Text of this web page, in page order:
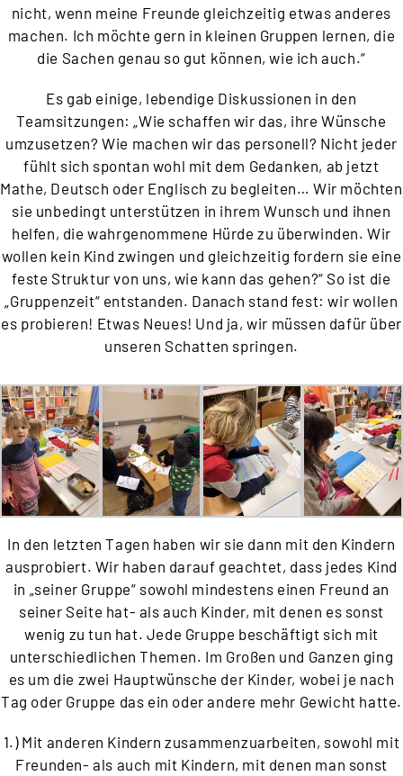
nicht, wenn meine Freunde gleichzeitig etwas anderes
machen. Ich möchte gern in kleinen Gruppen lernen, die
die Sachen genau so gut können, wie ich auch.“
Es gab einige, lebendige Diskussionen in den
Teamsitzungen: „Wie schaffen wir das, ihre Wünsche
umzusetzen? Wie machen wir das personell? Nicht jeder
fühlt sich spontan wohl mit dem Gedanken, ab jetzt
Mathe, Deutsch oder Englisch zu begleiten… Wir möchten
sie unbedingt unterstützen in ihrem Wunsch und ihnen
helfen, die wahrgenommene Hürde zu überwinden. Wir
wollen kein Kind zwingen und gleichzeitig fordern sie eine
feste Struktur von uns, wie kann das gehen?“ So ist die
„Gruppenzeit“ entstanden. Danach stand fest: wir wollen
es probieren! Etwas Neues! Und ja, wir müssen dafür über
unseren Schatten springen.
In den letzten Tagen haben wir sie dann mit den Kindern
ausprobiert. Wir haben darauf geachtet, dass jedes Kind
in „seiner Gruppe“ sowohl mindestens einen Freund an
seiner Seite hat- als auch Kinder, mit denen es sonst
wenig zu tun hat. Jede Gruppe beschäftigt sich mit
unterschiedlichen Themen. Im Großen und Ganzen ging
es um die zwei Hauptwünsche der Kinder, wobei je nach
Tag oder Gruppe das ein oder andere mehr Gewicht hatte.
1.) Mit anderen Kindern zusammenzuarbeiten, sowohl mit
Freunden- als auch mit Kindern, mit denen man sonst